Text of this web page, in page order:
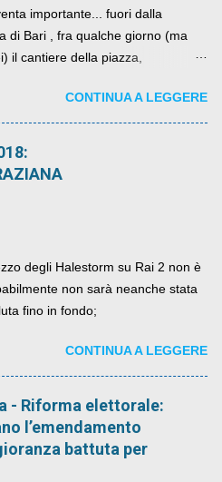
importante... fuori dalla
di Bari , fra qualche giorno (ma
il cantiere della piazza,
esorbitante di mesi, non ci sarà
volta Piazza XX Settembre ,
CONTINUA A LEGGERE
degli Halestorm su Rai 2 non è
non sarà neanche stata
fino in fondo;
CONTINUA A LEGGERE
- Riforma elettorale:
l’emendamento
battuta per